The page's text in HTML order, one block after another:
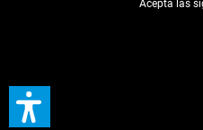
Acepta las